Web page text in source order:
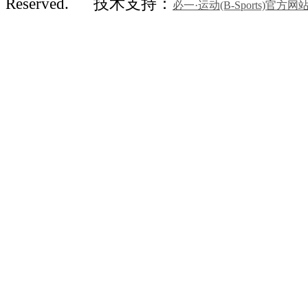
Reserved. 技术支持： 必一·运动(B-Sports)官方网